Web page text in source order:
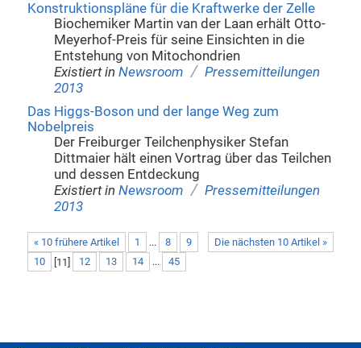
Konstruktionspläne für die Kraftwerke der Zelle
Biochemiker Martin van der Laan erhält Otto-
Meyerhof-Preis für seine Einsichten in die
Entstehung von Mitochondrien
Existiert in Newsroom / Pressemitteilungen
2013
Das Higgs-Boson und der lange Weg zum
Nobelpreis
Der Freiburger Teilchenphysiker Stefan
Dittmaier hält einen Vortrag über das Teilchen
und dessen Entdeckung
Existiert in Newsroom / Pressemitteilungen
2013
« 10 frühere Artikel Die nächsten 10 Artikel »
1 ... 8
9
10
[11] 12 13 14 ... 45